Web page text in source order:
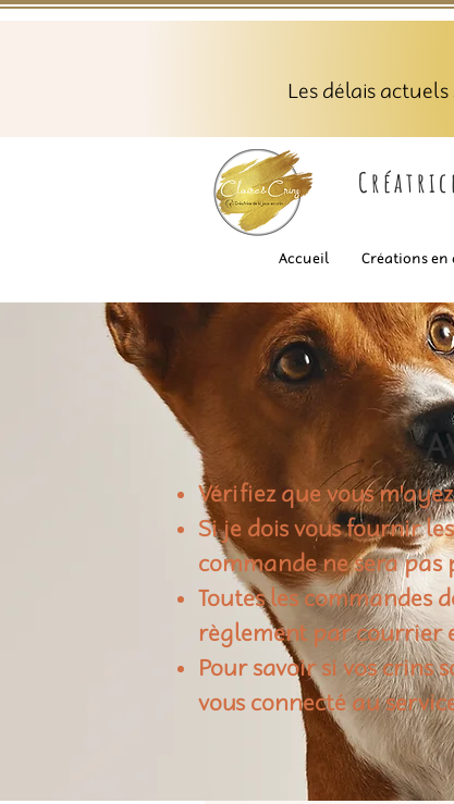
Les délais
Accueil Créations en
Vérifiez que vous
Si je dois vous fournir
commande ne sera pas
Toutes les commandes
règlement par courrier
Pour savoir si vos crins
vous connecté au